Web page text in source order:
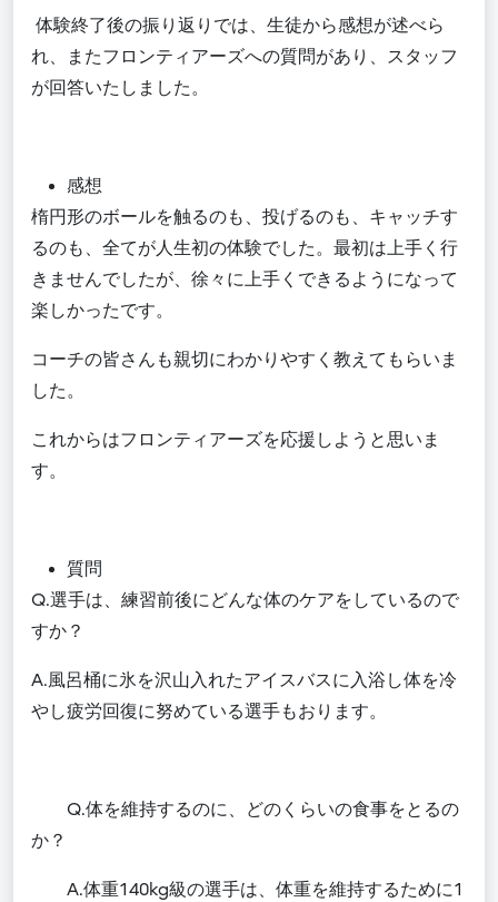
体験終了後の振り返りでは、生徒から感想が述べら
れ、またフロンティアーズへの質問があり、スタッフ
が回答いたしました。
感想
楕円形のボールを触るのも、投げるのも、キャッチす
るのも、全てが人生初の体験でした。最初は上手く行
きませんでしたが、徐々に上手くできるようになって
楽しかったです。
コーチの皆さんも親切にわかりやすく教えてもらいま
した。
これからはフロンティアーズを応援しようと思いま
す。
質問
Q.選手は、 練習前後にどんな体のケアをしているので
すか？
A.風呂桶に氷を沢山入れたアイスバスに入浴し体を冷
やし疲労回復に努めている選手もおります。
Q.体を維持するのに、どのくらいの食事をとるの
か？
A.体重140kg級の選手は、体重を維持するために1